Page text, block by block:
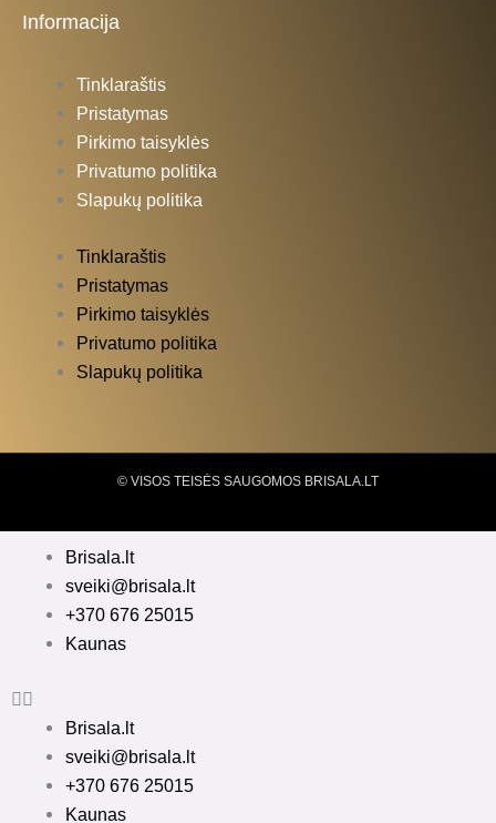
Informacija
Tinklaraštis
Pristatymas
Pirkimo taisyklės
Privatumo politika
Slapukų politika
Tinklaraštis
Pristatymas
Pirkimo taisyklės
Privatumo politika
Slapukų politika
© VISOS TEISĖS SAUGOMOS BRISALA.LT
Brisala.lt
sveiki@brisala.lt
+370 676 25015
Kaunas
Brisala.lt
sveiki@brisala.lt
+370 676 25015
Kaunas